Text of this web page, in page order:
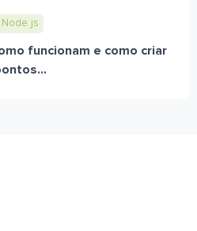
Node.js
funcionam e como criar